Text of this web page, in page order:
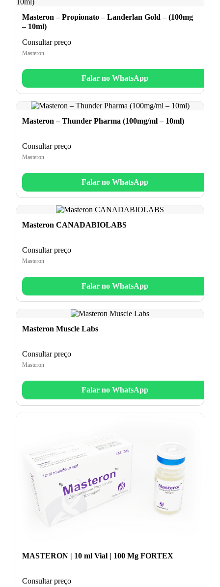
Masteron – Propionato – Landerlan Gold – (100mg
– 10ml)
Consultar preço
Masteron
Falar no WhatsApp
Masteron – Thunder Pharma (100mg/ml – 10ml)
Consultar preço
Masteron
Falar no WhatsApp
Masteron CANADABIOLABS
Consultar preço
Masteron
Falar no WhatsApp
Masteron Muscle Labs
Consultar preço
Masteron
Falar no WhatsApp
MASTERON | 10 ml Vial | 100 Mg FORTEX
Consultar preço